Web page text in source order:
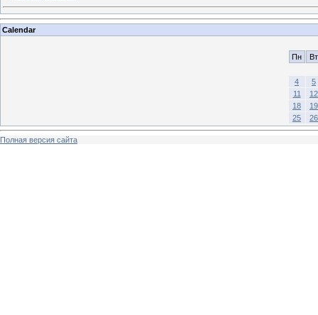
Calendar
Пн Вт
4
5
11
12
18
19
25
26
Полная версия сайта